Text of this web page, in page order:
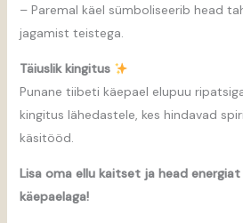
– Paremal käel sümboliseerib head
jagamist teistega.
Täiuslik kingitus
Punane tiibeti käepael elupuu
kingitus lähedastele, kes hindavad
käsitööd.
Lisa oma ellu kaitset ja head energiat
käepaelaga!